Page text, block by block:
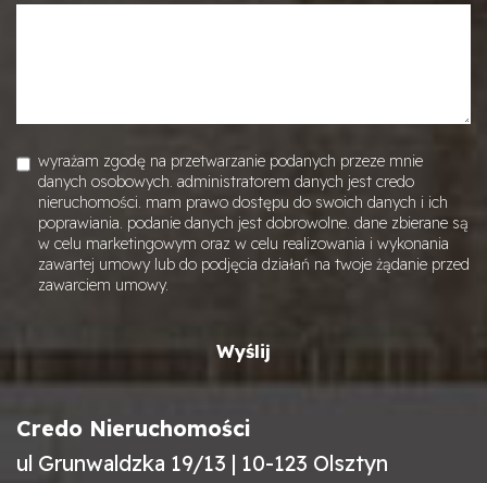
wyrażam zgodę na przetwarzanie podanych przeze mnie
danych osobowych. administratorem danych jest credo
nieruchomości. mam prawo dostępu do swoich danych i ich
poprawiania. podanie danych jest dobrowolne. dane zbierane są
w celu marketingowym oraz w celu realizowania i wykonania
zawartej umowy lub do podjęcia działań na twoje żądanie przed
zawarciem umowy.
Credo Nieruchomości
ul Grunwaldzka 19/13 | 10-123 Olsztyn